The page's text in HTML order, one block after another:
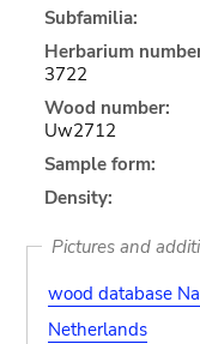
Subfamilia:
Herbarium
3722
Wood number:
Uw2712
Sample form:
Density:
Pictures and
wood database
Netherlands